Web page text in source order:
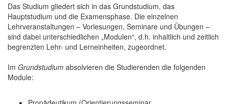
Das Studium gliedert sich in das Grundstudium, das
Hauptstudium und die Examensphase. Die einzelnen
Lehrveranstaltungen – Vorlesungen, Seminare und Übungen –
sind dabei unterschiedlichen „Modulen“, d.h. inhaltlich und zeitlich
begrenzten Lehr- und Lerneinheiten, zugeordnet.
Im Grundstudium absolvieren die Studierenden die folgenden
Module: